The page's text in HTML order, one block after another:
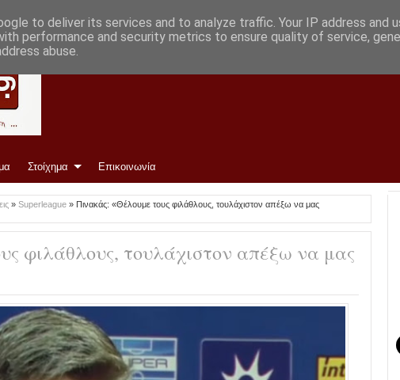
Στοίχημα Επικοινωνία
» Superleague » Πινακάς: «Θέλουμε τους φιλάθλους, τουλάχιστον απέξω να μας
φιλάθλους, τουλάχιστον απέξω να μας
to deliver its services and to analyze traffic. Your IP address and
performance and security metrics to ensure quality of service,
abuse.